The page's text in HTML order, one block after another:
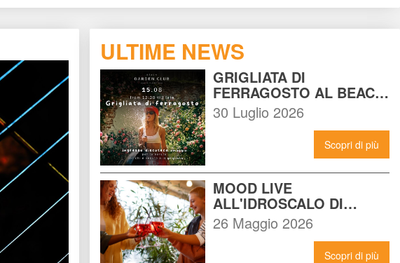
ULTIME NEWS
GRIGLIATA DI
FERRAGOSTO AL BEACH
GARDEN CLUB MILANO:
LA FESTA DA NON
PERDERE DEL 15
30 Luglio 2026
Scopri di più
MOOD LIVE
ALL'IDROSCALO DI
MILANO: IL LOCALE CHE
DEVI CONOSCERE
26 Maggio 2026
Scopri di più